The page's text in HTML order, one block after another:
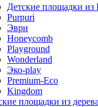
Детские площадки из
Purpuri
Эври
Honeycomb
Playground
Wonderland
Эко-play
Premium-Eco
Kingdom
площадки из дерева